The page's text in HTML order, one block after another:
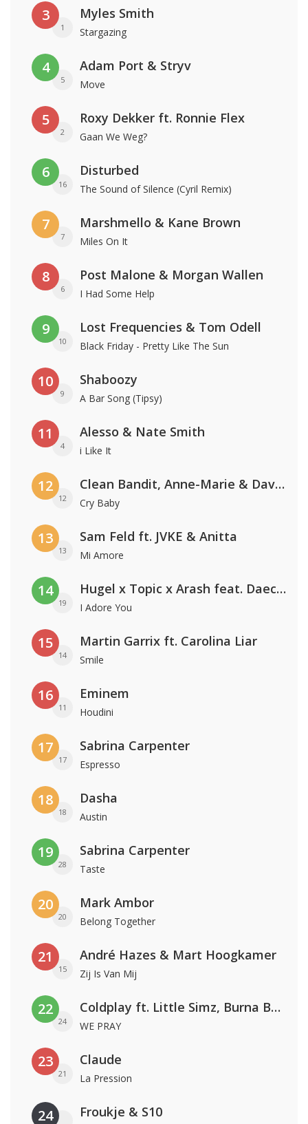
3
1
Myles Smith
Stargazing
4
5
Adam Port & Stryv
Move
5
2
Roxy Dekker ft. Ronnie Flex
Gaan We Weg?
6
16
Disturbed
The Sound of Silence (Cyril Remix)
7
7
Marshmello & Kane Brown
Miles On It
8
6
Post Malone & Morgan Wallen
I Had Some Help
9
10
Lost Frequencies & Tom Odell
Black Friday - Pretty Like The Sun
10
9
Shaboozy
A Bar Song (Tipsy)
11
4
Alesso & Nate Smith
i Like It
12
12
Clean Bandit, Anne-Marie & David Guetta
Cry Baby
13
13
Sam Feld ft. JVKE & Anitta
Mi Amore
14
19
Hugel x Topic x Arash feat. Daecolm
I Adore You
15
14
Martin Garrix ft. Carolina Liar
Smile
16
11
Eminem
Houdini
17
17
Sabrina Carpenter
Espresso
18
18
Dasha
Austin
19
28
Sabrina Carpenter
Taste
20
20
Mark Ambor
Belong Together
21
15
André Hazes & Mart Hoogkamer
Zij Is Van Mij
22
24
Coldplay ft. Little Simz, Burna Boy, Elyanna & Tini
WE PRAY
23
21
Claude
La Pression
24 Froukje & S10